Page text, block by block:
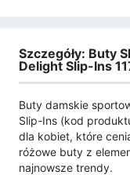
Szczegóły: Buty
Delight Slip-Ins
Buty damskie
Slip-Ins (kod
dla kobiet, które
różowe buty z
najnowsze trendy.